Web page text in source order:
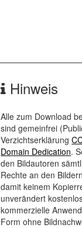
Hinweis
Alle zum Download
sind gemeinfrei (
Verzichtserklärung
Domain Dedication.
den Bildautoren
Rechte an den
damit keinem
unverändert
kommerzielle
Form ohne